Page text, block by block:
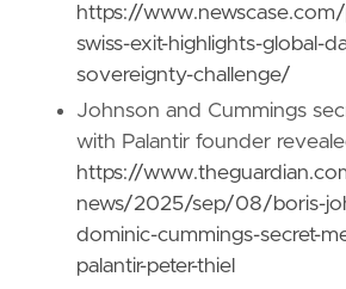
https://
swiss-exit-highlights-global-
sovereignty-challenge/
Johnson and Cummings
with Palantir founder
https://
news/2025/sep/08/boris-
dominic-cummings-secret-
palantir-peter-thiel